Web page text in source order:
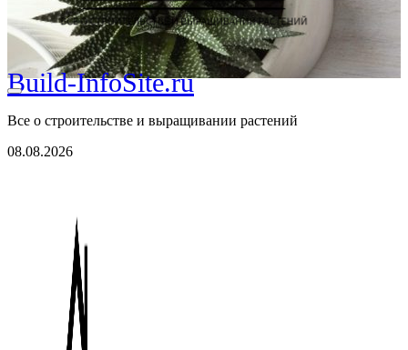
Build-InfoSite.ru
Все о строительстве и выращивании растений
08.08.2026